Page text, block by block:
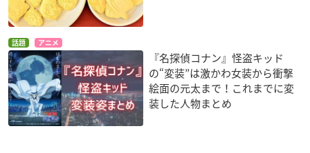
話題 アニメ
『名探偵コナン』怪盗キッド
の“変装”は激かわ女装から衝撃
絵面の元太まで！これまでに変
装した人物まとめ